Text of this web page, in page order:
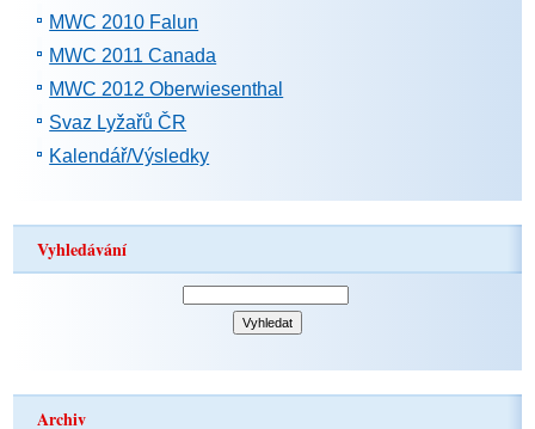
MWC 2010 Falun
MWC 2011 Canada
MWC 2012 Oberwiesenthal
Svaz Lyžařů ČR
Kalendář/Výsledky
Vyhledávání
Archiv